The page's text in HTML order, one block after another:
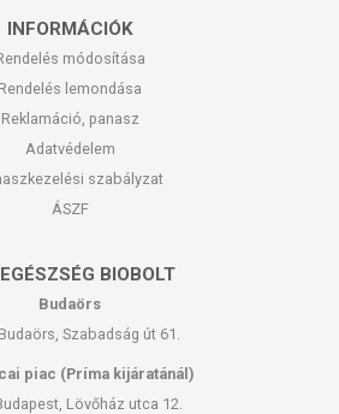
INFORMÁCIÓK
módosítása
Rendelés lemondása
Reklamáció, panasz
Adatvédelem
szabályzat
ÁSZF
BIOBOLT
Budaörs
Szabadság út 61.
piac (Príma kijáratánál)
Lövőház utca 12.